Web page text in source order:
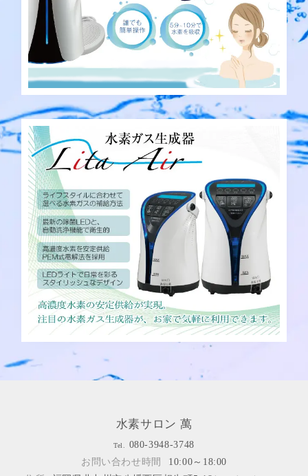
水素サロン 萬
Tel.
080-3948-3748
お問い合わせ時間
10:00～18:00